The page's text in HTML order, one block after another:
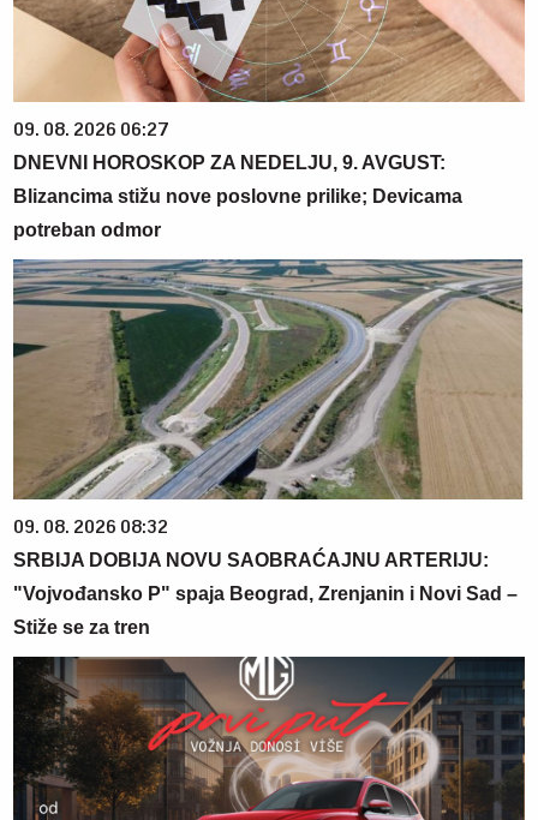
09. 08. 2026 06:27
DNEVNI HOROSKOP ZA NEDELJU, 9. AVGUST:
Blizancima stižu nove poslovne prilike; Devicama
potreban odmor
09. 08. 2026 08:32
SRBIJA DOBIJA NOVU SAOBRAĆAJNU ARTERIJU:
"Vojvođansko P" spaja Beograd, Zrenjanin i Novi Sad –
Stiže se za tren